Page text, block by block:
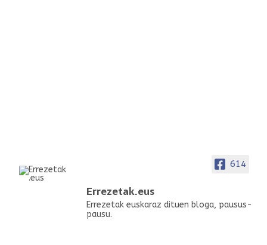
614
Errezetak.eus
Errezetak euskaraz dituen bloga, pausus-
pausu.